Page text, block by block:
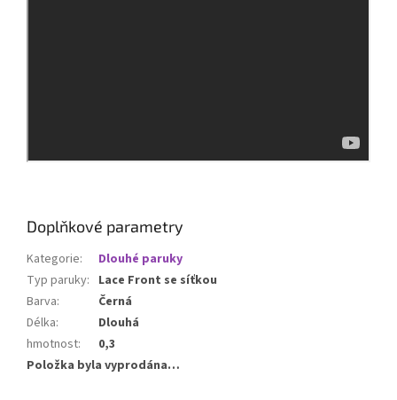
Doplňkové parametry
Kategorie:
Dlouhé paruky
Typ paruky: Lace Front se síťkou
Barva:
Černá
Délka:
Dlouhá
hmotnost:
0,3
Položka byla vyprodána…